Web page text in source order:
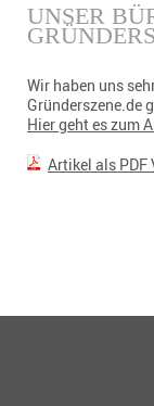
UNSER
Wir haben uns
Gründerszene.de
Hier geht es zum
Artikel als PDF